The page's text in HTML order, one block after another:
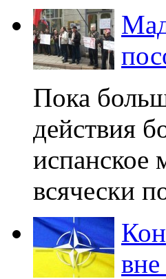
Пока
действия
испанское
всячески